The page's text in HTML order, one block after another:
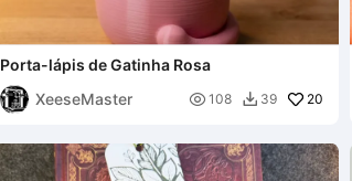
Porta-lápis de Gatinha Rosa
XeeseMaster
 108  39 20